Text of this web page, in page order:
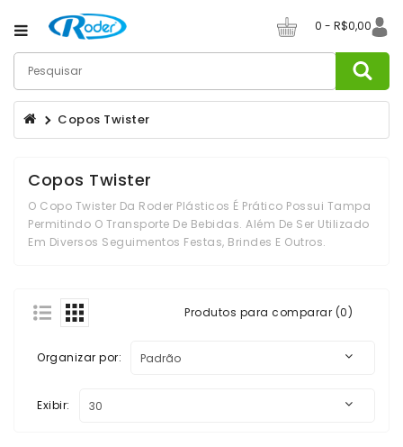
0 - R$0,00
Category
De
Café
De
Chopp
Champanheiras
Copos
Long
Drink
Multiuso
Copos Twister
Copos Twister
O Copo Twister Da Roder Plásticos É Prático Possui Tampa
Permitindo O Transporte De Bebidas. Além De Ser Utilizado
Em Diversos Seguimentos Festas, Brindes E Outros.
Produtos para comparar (0)
Organizar por:
Exibir: